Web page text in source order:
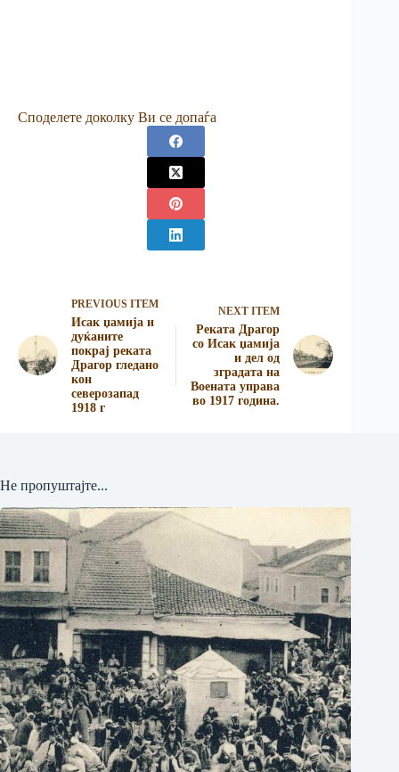
Споделете доколку Ви се допаѓа
PREVIOUS ITEM
Исак џамија и
дуќаните
покрај реката
Драгор гледано
кон
северозапад
1918 г
NEXT ITEM
Реката Драгор
со Исак џамија
и дел од
зградата на
Воената управа
во 1917 година.
Не пропуштајте...